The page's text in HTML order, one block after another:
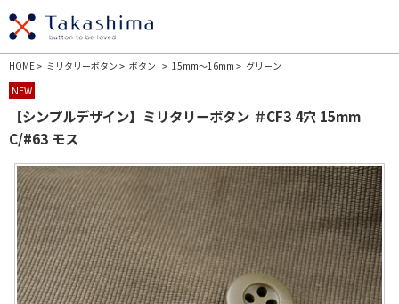
HOME> ミリタリーボタン > ボタン > 15mm～16mm > グリーン
NEW
【シンプルデザイン】ミリタリーボタン ＃CF3 4穴 15mm
C/#63 モス